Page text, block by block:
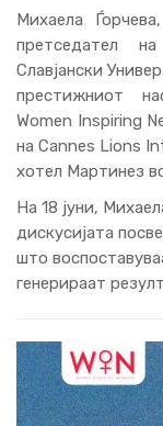
Михаела
претседател
Славјански
престижниот
Women Inspiring
на Cannes Lions
хотел Мартинез
На 18 јуни,
дискусијата
што
генерираат